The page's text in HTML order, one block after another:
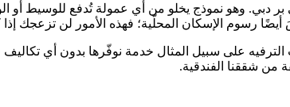
دبي. وهو نموذج يخلو من أي عمولة تُدفع للوسيط أو
رسوم الإسكان المحلّية؛ فهذه الأمور لن تزعجك
الترفيه على سبيل المثال خدمة نوفّرها بدون أي
من شققنا الفندقية.